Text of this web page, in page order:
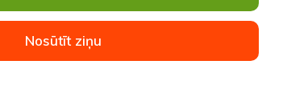
Nosūtīt ziņu